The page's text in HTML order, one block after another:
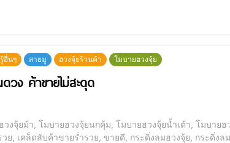
อื่นๆ สายมู ฮวงจุ้ยร้านค้า โมบายฮวงจุ้ย
วง ค้าขายไม่สะดุด
งจุ้ยม้า, โมบายฮวงจุ้ยนกคุ้ม, โมบายฮวงจุ้ยน้ำเต้า, โมบายฮ
ย, เคล็ดลับค้าขายร่ำรวย, ขายดี, กระดิ่งลมฮวงจุ้ย, กระดิ่งล